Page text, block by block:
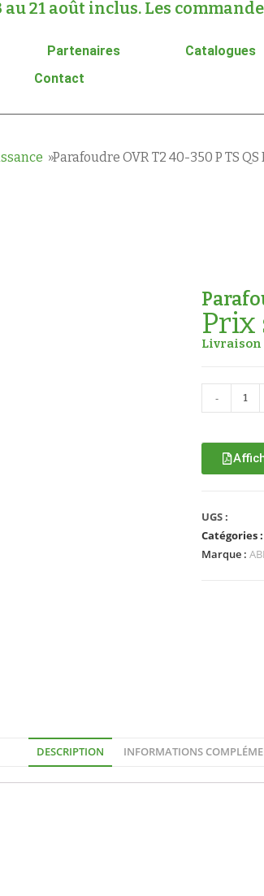
21 août inclus. Les
Partenaires
Catalogues
Contact
Parafoudre OVR T2 40-350 P TS QS
Prix
Livraison
-
UGS :
Catégories :
Marque :
DESCRIPTION INFORMATIONS